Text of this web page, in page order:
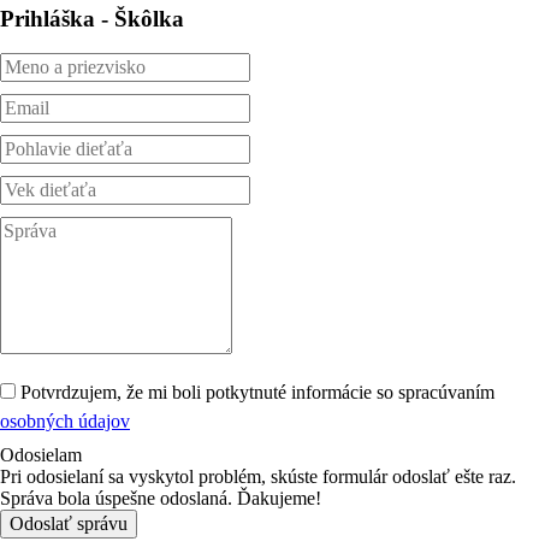
Prihláška - Škôlka
Potvrdzujem, že mi boli potkytnuté informácie so spracúvaním
osobných údajov
Odosielam
Pri odosielaní sa vyskytol problém, skúste formulár odoslať ešte raz.
Správa bola úspešne odoslaná. Ďakujeme!
Odoslať správu